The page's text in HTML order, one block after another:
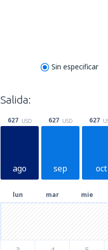
Sin especificar
Salida:
ago
627 USD
sep
627 USD
oct
627
lun mar mie